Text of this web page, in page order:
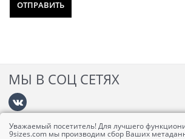
МЫ В СОЦ СЕТЯХ
Информация
Уважаемый посетитель! Для лучшего
9sizes.com мы производим сбор Ваших